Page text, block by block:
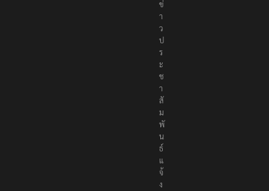
ข่
า
ว
ป
ร
ะ
ช
า
สั
ม
พั
น
ธ์
แ
จ้
ง